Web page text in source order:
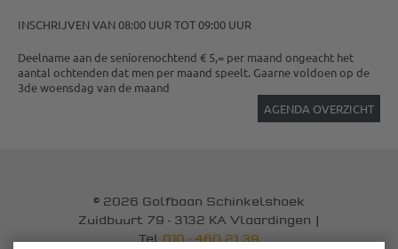
INSCHRIJVEN VAN 08:00 UUR TOT 09:00 UUR
Deelname aan de seniorenochtend € 5,= per maand ongeacht het
aantal ochtenden dat men per maand speelt. Gaarne voldoen op de
3de woensdag van de maand
AGENDA OVERZICHT
© 2026 Golfbaan Schinkelshoek
Zuidbuurt 79 - 3132 KA Vlaardingen |
Tel010 - 460 21 39